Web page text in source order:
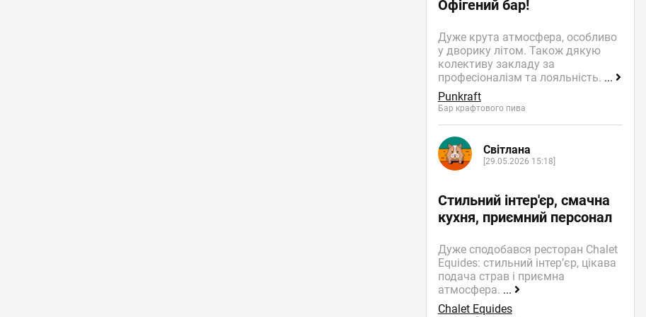
Офігений бар!
Дуже крута атмосфера, особливо
у дворику літом. Також дякую
колективу закладу за
професіоналізм та лояльність. ...
Punkraft
Бар крафтового пива
Світлана
[29.05.2026 15:18]
Стильний інтер'єр, смачна
кухня, приємний персонал
Дуже сподобався ресторан Chalet
Equides: стильний інтер’єр, цікава
подача страв і приємна
атмосфера. ...
Chalet Equides